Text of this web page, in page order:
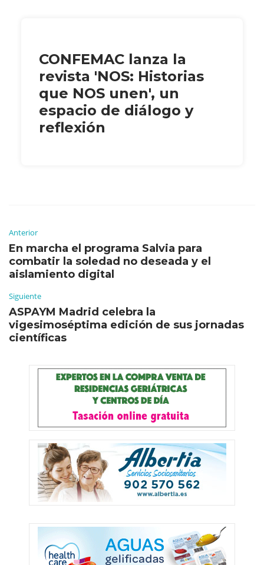
CONFEMAC lanza la
revista 'NOS: Historias
que NOS unen', un
espacio de diálogo y
reflexión
Anterior
En marcha el programa Salvia para
combatir la soledad no deseada y el
aislamiento digital
Siguiente
ASPAYM Madrid celebra la
vigesimoséptima edición de sus jornadas
científicas